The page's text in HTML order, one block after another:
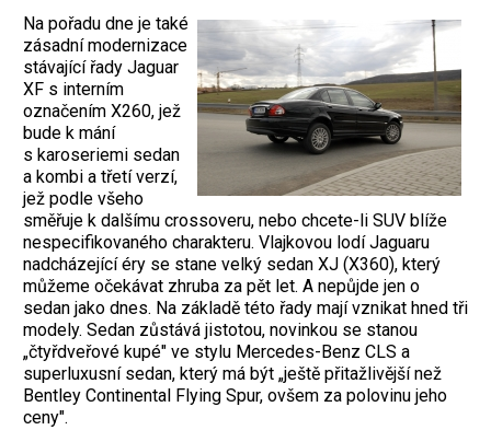
Na pořadu dne je také
zásadní modernizace
stávající řady Jaguar
XF s interním
označením X260, jež
bude k mání
s karoseriemi sedan
a kombi a třetí verzí,
jež podle všeho
směřuje k dalšímu crossoveru, nebo chcete-li SUV blíže
nespecifikovaného charakteru. Vlajkovou lodí Jaguaru
nadcházející éry se stane velký sedan XJ (X360), který
můžeme očekávat zhruba za pět let. A nepůjde jen o
sedan jako dnes. Na základě této řady mají vznikat hned tři
modely. Sedan zůstává jistotou, novinkou se stanou
„čtyřdveřové kupé" ve stylu Mercedes-Benz CLS a
superluxusní sedan, který má být „ještě přitažlivější než
Bentley Continental Flying Spur, ovšem za polovinu jeho
ceny".